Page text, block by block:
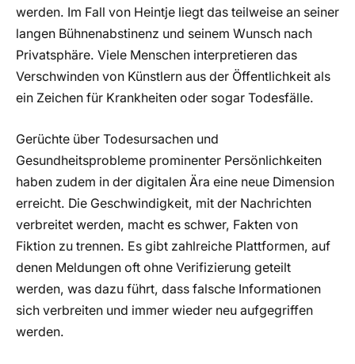
werden. Im Fall von Heintje liegt das teilweise an seiner
langen Bühnenabstinenz und seinem Wunsch nach
Privatsphäre. Viele Menschen interpretieren das
Verschwinden von Künstlern aus der Öffentlichkeit als
ein Zeichen für Krankheiten oder sogar Todesfälle.
Gerüchte über Todesursachen und
Gesundheitsprobleme prominenter Persönlichkeiten
haben zudem in der digitalen Ära eine neue Dimension
erreicht. Die Geschwindigkeit, mit der Nachrichten
verbreitet werden, macht es schwer, Fakten von
Fiktion zu trennen. Es gibt zahlreiche Plattformen, auf
denen Meldungen oft ohne Verifizierung geteilt
werden, was dazu führt, dass falsche Informationen
sich verbreiten und immer wieder neu aufgegriffen
werden.